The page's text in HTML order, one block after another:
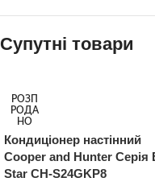
Супутні товари
РОЗП
РОДА
НО
Кондиціонер настінний
Cooper and Hunter Серія
Star CH-S24GKP8